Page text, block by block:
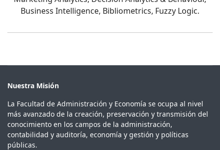
Business Intelligence, Bibliometrics, Fuzzy Logic.
Nuestra Misión
La Facultad de Administración y Economía se ocupa al nivel
más avanzado de la creación, preservación y transmisión del
conocimiento en los campos de la administración,
contabilidad y auditoría, economía y gestión y políticas
públicas.